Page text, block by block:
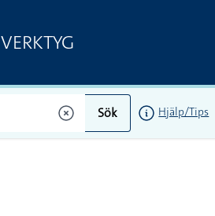
VERKTYG
Sök Hjälp/Tips